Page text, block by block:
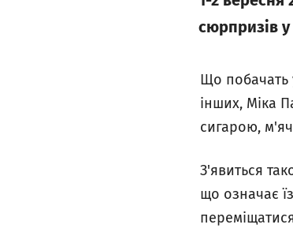
сюрпризів
Що побачать
інших, Міка
сигарою,
З'явиться
що означає